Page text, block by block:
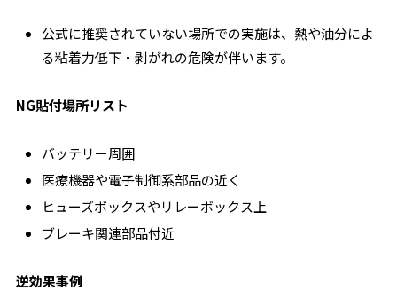
公式に推奨されていない場所での実施は、熱や油分によ
る粘着力低下・剥がれの危険が伴います。
NG貼付場所リスト
バッテリー周囲
医療機器や電子制御系部品の近く
ヒューズボックスやリレーボックス上
ブレーキ関連部品付近
逆効果事例